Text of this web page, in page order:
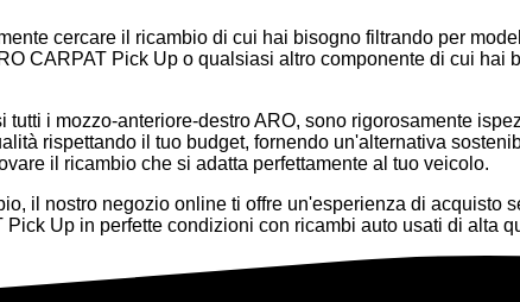
cercare il ricambio di cui hai bisogno filtrando per
CARPAT Pick Up o qualsiasi altro componente di cui hai
i mozzo-anteriore-destro ARO, sono rigorosamente
rispettando il tuo budget, fornendo un'alternativa
il ricambio che si adatta perfettamente al tuo veicolo.
il nostro negozio online ti offre un'esperienza di acquisto
Up in perfette condizioni con ricambi auto usati di alta